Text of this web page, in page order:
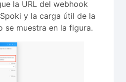
la URL del webhook
y la carga útil de la
se muestra en la figura.